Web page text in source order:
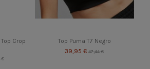
Crop
€
Top Puma T7 Negro
39,95 €47,44 €